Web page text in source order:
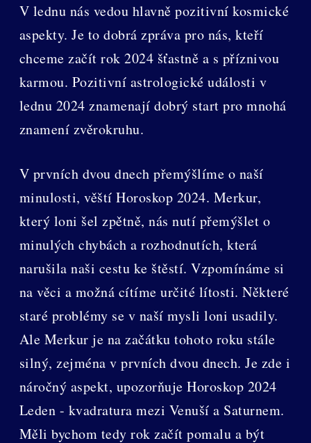
V lednu nás vedou hlavně pozitivní kosmické
aspekty. Je to dobrá zpráva pro nás, kteří
chceme začít rok 2024 šťastně a s příznivou
karmou. Pozitivní astrologické události v
lednu 2024 znamenají dobrý start pro mnohá
znamení zvěrokruhu.
V prvních dvou dnech přemýšlíme o naší
minulosti, věští Horoskop 2024. Merkur,
který loni šel zpětně, nás nutí přemýšlet o
minulých chybách a rozhodnutích, která
narušila naši cestu ke štěstí. Vzpomínáme si
na věci a možná cítíme určité lítosti. Některé
staré problémy se v naší mysli loni usadily.
Ale Merkur je na začátku tohoto roku stále
silný, zejména v prvních dvou dnech. Je zde i
náročný aspekt, upozorňuje Horoskop 2024
Leden - kvadratura mezi Venuší a Saturnem.
Měli bychom tedy rok začít pomalu a být